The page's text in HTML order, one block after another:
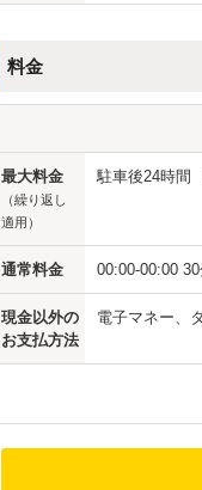
料金
最大料金
（繰り返し
適用）
駐車後24時間
通常料金 00:00-00:00
現金以外の
お支払方法
電子マネー、